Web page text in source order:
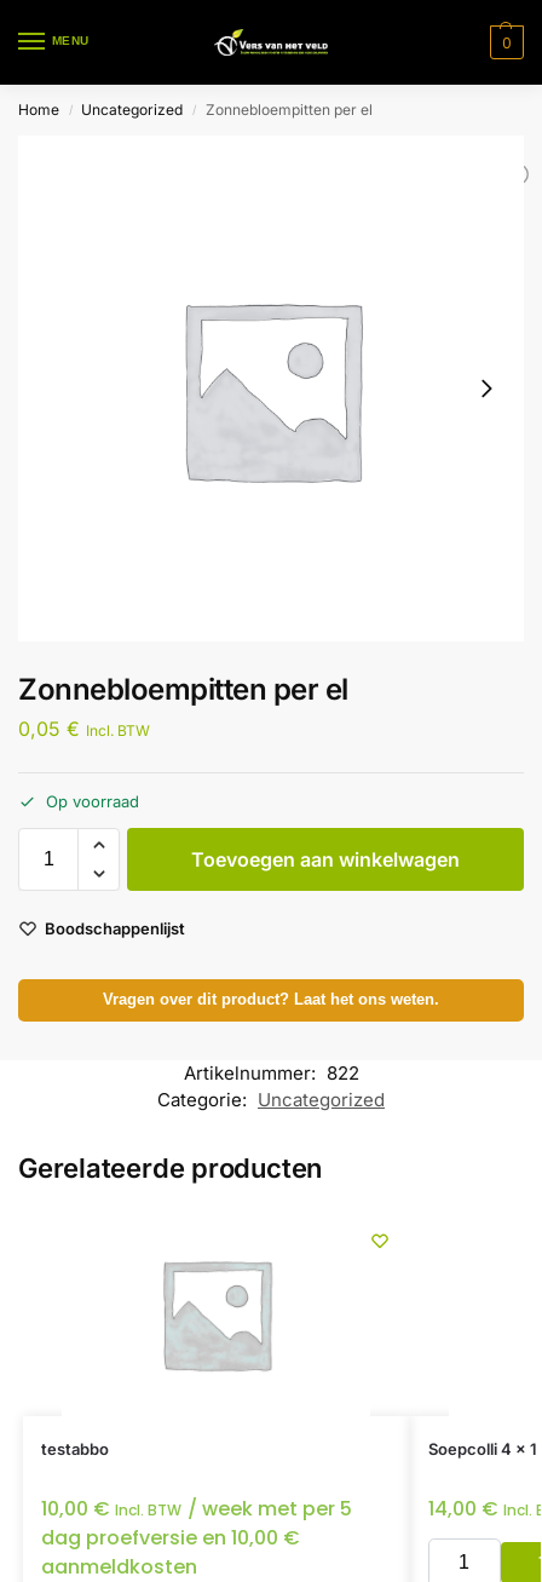
MENU 0
Home / Uncategorized / Zonnebloempitten per el
Zonnebloempitten per el
0,05 € Incl. BTW
Op voorraad
Toevoegen aan winkelwagen
Boodschappenlijst
Vragen over dit product? Laat het ons weten.
Artikelnummer: 822
Categorie: Uncategorized
Gerelateerde producten
testabbo
10,00 € Incl. BTW / week met per 5
dag proefversie en 10,00 €
aanmeldkosten
Soepcolli 4 x 1
14,00 € Incl.